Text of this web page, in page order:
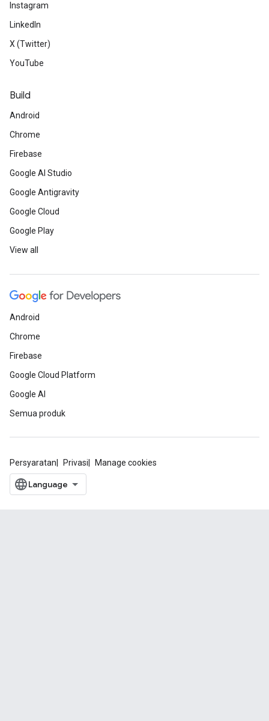
Instagram
LinkedIn
X (Twitter)
YouTube
Build
Android
Chrome
Firebase
Google AI Studio
Google Antigravity
Google Cloud
Google Play
View all
Android
Chrome
Firebase
Google Cloud Platform
Google AI
Semua produk
Persyaratan Privasi Manage cookies